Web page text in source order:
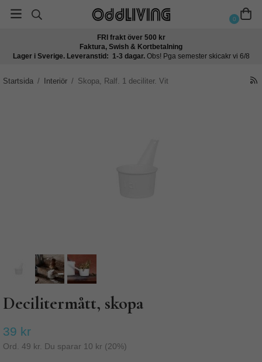
0
FRI frakt över 500 kr
Faktura, Swish & Kortbetalning
Lager i Sverige. Leveranstid: 1-3 dagar. Obs! Pga semester skicakr vi 6/8
Startsida / Interiör / Skopa, Ralf. 1 deciliter. Vit
Decilitermått, skopa
39 kr
Ord. 49 kr . Du sparar 10 kr (20%)